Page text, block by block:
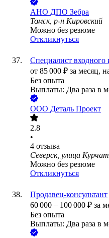
АНО ДПО Зебра
Томск, р-н Кировский
Можно без резюме
Откликнуться
Специалист входного
от 85 000 ₽ за месяц,
Без опыта
Выплаты: Два раза в
ООО Деталь Проект
2.8
•
4 отзыва
Северск, улица
Можно без резюме
Откликнуться
Продавец-консультант
60 000 – 100 000 ₽ за
Без опыта
Выплаты: Два раза в